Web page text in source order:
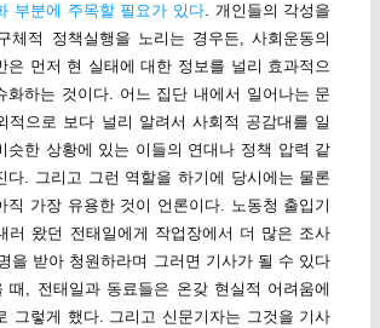
부분에 주목할 필요가 있다. 개인들의 각성을
체적 정책실행을 노리는 경우든, 사회운동의
은 먼저 현 실태에 대한 정보를 널리 효과적으
화하는 것이다. 어느 집단 내에서 일어나는 문
적으로 보다 널리 알려서 사회적 공감대를 일
슷한 상황에 있는 이들의 연대나 정책 압력 같
다. 그리고 그런 역할을 하기에 당시에는 물론
직 가장 유용한 것이 언론이다. 노동청 출입기
러 왔던 전태일에게 작업장에서 더 많은 조사
을 받아 청원하라며 그러면 기사가 될 수 있다
때, 전태일과 동료들은 온갖 현실적 어려움에
그렇게 했다. 그리고 신문기자는 그것을 기사